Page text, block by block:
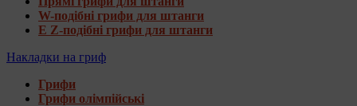
W-подібні грифи для штанги
E Z-подібні грифи для штанги
Накладки на гриф
Грифи
Грифи олімпійські